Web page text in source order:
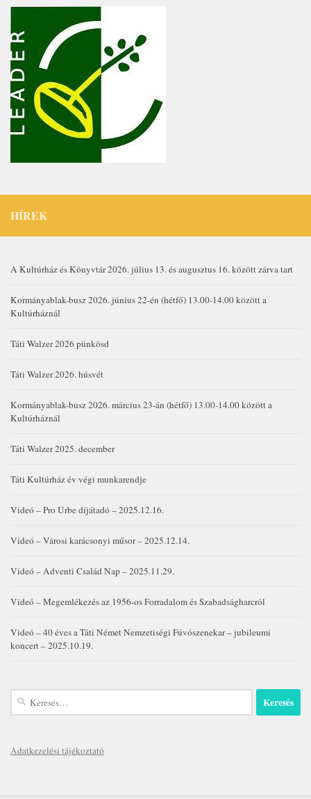
HÍREK
A Kultúrház és Könyvtár 2026. július 13. és augusztus 16. között zárva tart
Kormányablak-busz 2026. június 22-én (hétfő) 13.00-14.00 között a
Kultúrháznál
Táti Walzer 2026 pünkösd
Táti Walzer 2026. húsvét
Kormányablak-busz 2026. március 23-án (hétfő) 13.00-14.00 között a
Kultúrháznál
Táti Walzer 2025. december
Táti Kultúrház év végi munkarendje
Videó – Pro Urbe díjátadó – 2025.12.16.
Videó – Városi karácsonyi műsor – 2025.12.14.
Videó – Adventi Család Nap – 2025.11.29.
Videó – Megemlékezés az 1956-os Forradalom és Szabadságharcról
Videó – 40 éves a Táti Német Nemzetiségi Fúvószenekar – jubileumi
koncert – 2025.10.19.
Keresés:
Adatkezelési tájékoztató